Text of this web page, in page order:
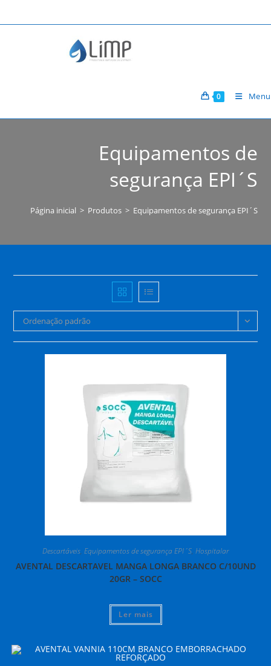
para
0 Menu
Equipamentos de
segurança EPI´S
Página inicial > Produtos > Equipamentos de segurança EPI´S
Ordenação padrão
Descartáveis, Equipamentos de segurança EPI´S, Hospitalar
AVENTAL DESCARTAVEL MANGA LONGA BRANCO C/10UND
20GR – SOCC
Ler mais